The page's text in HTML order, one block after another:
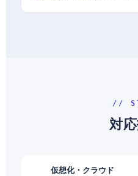
//
対
仮想化・クラウド